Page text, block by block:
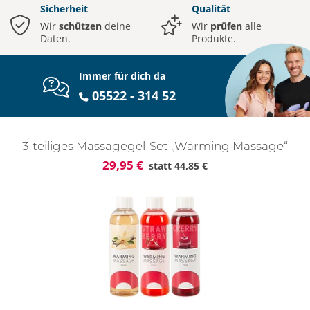
Sicherheit
Wir schützen deine
Daten.
Qualität
Wir prüfen alle
Produkte.
Immer für dich da
05522 - 314 52
3-teiliges Massagegel-Set „Warming Massage“
29,95 € statt 44,85 €